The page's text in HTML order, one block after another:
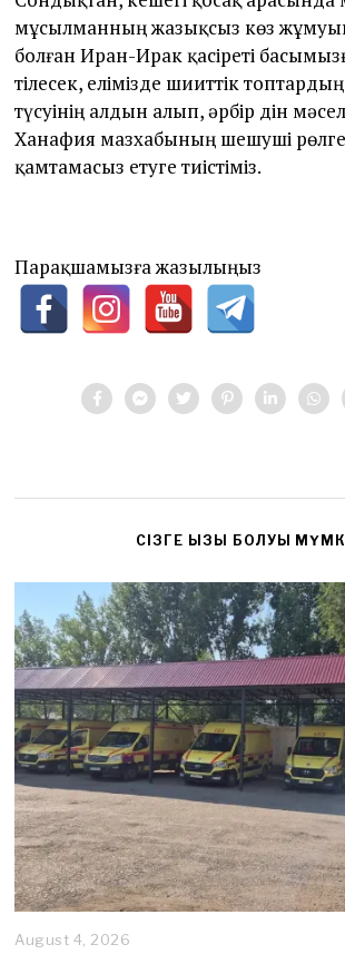
мұсылманның жазықсыз көз
болған Иран-Ирак қасіреті
тілесек, елімізде шииттік
түсуінің алдын алып, әрбір дін
Ханафия мазхабының шешуші
қамтамасыз етуге тиістіміз.
Парақшамызға жазылыңыз
CІЗГЕ ҚЫЗЫҚ БОЛУЫ
August 4, 2026